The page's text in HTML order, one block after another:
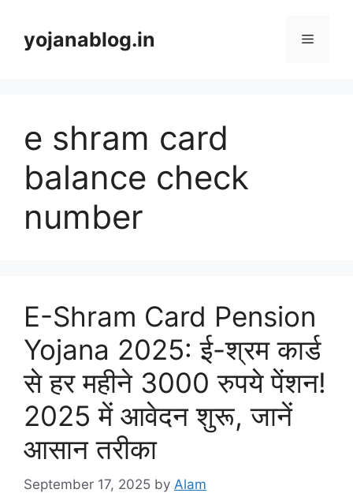
yojanablog.in
e shram card
balance check
number
E-Shram Card Pension
Yojana 2025: ई-श्रम कार्ड
से हर महीने 3000 रुपये पेंशन!
2025 में आवेदन शुरू, जानें
आसान तरीका
September 17, 2025 by Alam